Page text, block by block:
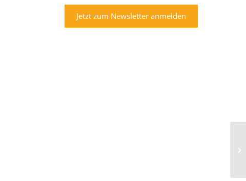
Jetzt zum Newsletter anmelden